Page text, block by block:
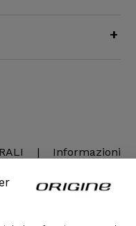
+
|
Informazioni